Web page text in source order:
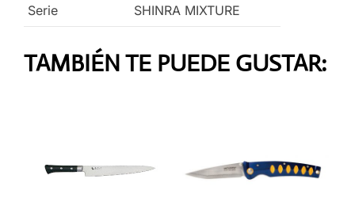
Serie SHINRA MIXTURE
TAMBIÉN TE PUEDE GUSTAR: